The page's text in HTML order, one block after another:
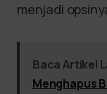
menjadi
Baca Artikel
Menghapus